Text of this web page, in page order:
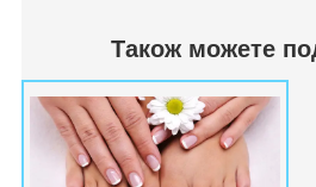
Також можете